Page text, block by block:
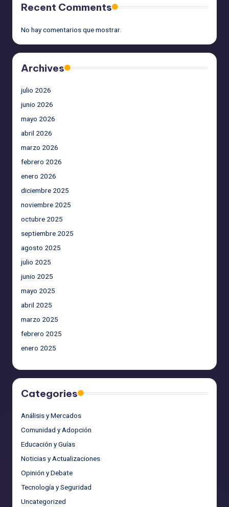
Recent Comments
No hay comentarios que mostrar.
Archives
julio 2026
junio 2026
mayo 2026
abril 2026
marzo 2026
febrero 2026
enero 2026
diciembre 2025
noviembre 2025
octubre 2025
septiembre 2025
agosto 2025
julio 2025
junio 2025
mayo 2025
abril 2025
marzo 2025
febrero 2025
enero 2025
Categories
Análisis y Mercados
Comunidad y Adopción
Educación y Guías
Noticias y Actualizaciones
Opinión y Debate
Tecnología y Seguridad
Uncategorized